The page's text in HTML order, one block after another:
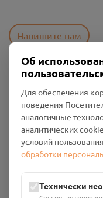
Напишите нам
Политика
Промо-материалы
Настройки cookies
Общество с
Проект Помним»
ИНН: 6700029207
Об
Для обеспечения
поведения
аналогичные
аналитических
условий
обработки
Технически